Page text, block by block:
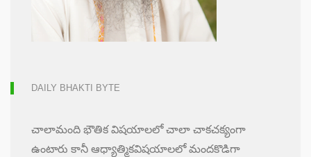
DAILY BHAKTI BYTE
చాలామంది భౌతిక విషయాలలో చాలా చాకచక్యంగా
ఉంటారు కానీ ఆధ్యాత్మికవిషయాలలో మందకొడిగా